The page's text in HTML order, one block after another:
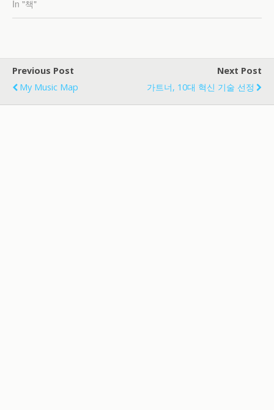
In "책"
Previous Post
My Music Map
Next Post
가트너, 10대 혁신 기술 선정